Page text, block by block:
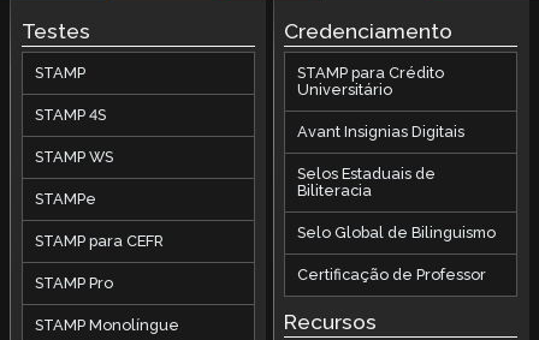
Testes
STAMP
STAMP 4S
STAMP WS
STAMPe
STAMP para CEFR
STAMP Pro
STAMP Monolíngue
Credenciamento
STAMP para Crédito
Universitário
Avant Insignias Digitais
Selos Estaduais de
Biliteracia
Selo Global de Bilinguismo
Certificação de Professor
Recursos